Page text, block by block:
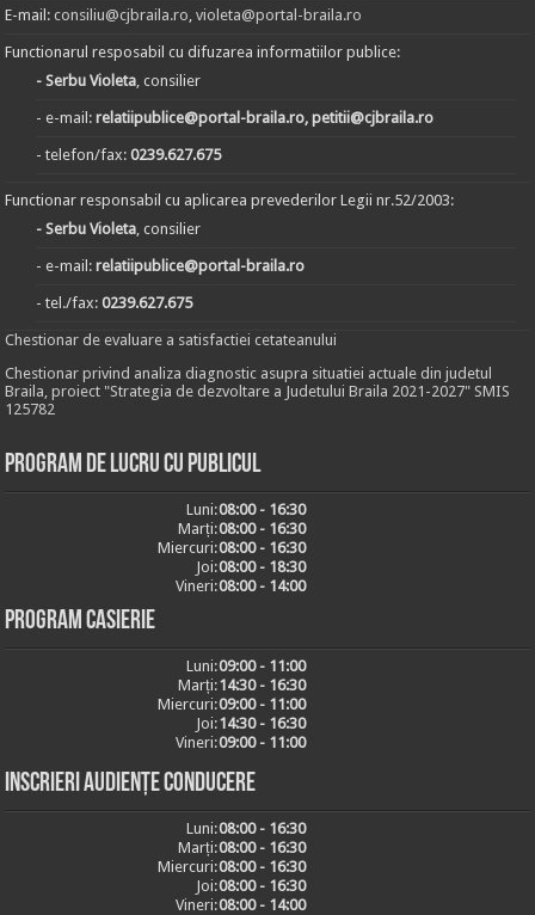
E-mail:consiliu@cjbraila.ro,violeta@portal-braila.ro
Functionarul resposabil cu difuzarea informatiilor publice:
- Serbu Violeta, consilier
- e-mail:relatiipublice@portal-braila.ro, petitii@cjbraila.ro
- telefon/fax:0239.627.675
Functionar responsabil cu aplicarea prevederilor Legii nr.52/2003:
- Serbu Violeta, consilier
- e-mail:relatiipublice@portal-braila.ro
- tel./fax:0239.627.675
Chestionar de evaluare a satisfactiei cetateanului
Chestionar privind analiza diagnostic asupra situatiei actuale din judetul
Braila, proiect "Strategia de dezvoltare a Judetului Braila 2021-2027" SMIS
125782
Program de lucru cu publicul
Luni:08:00 - 16:30
Marți:08:00 - 16:30
Miercuri:08:00 - 16:30
Joi:08:00 - 18:30
Vineri:08:00 - 14:00
Program casierie
Luni:09:00 - 11:00
Marți:14:30 - 16:30
Miercuri:09:00 - 11:00
Joi:14:30 - 16:30
Vineri:09:00 - 11:00
Inscrieri audiențe conducere
Luni:08:00 - 16:30
Marți:08:00 - 16:30
Miercuri:08:00 - 16:30
Joi:08:00 - 16:30
Vineri:08:00 - 14:00